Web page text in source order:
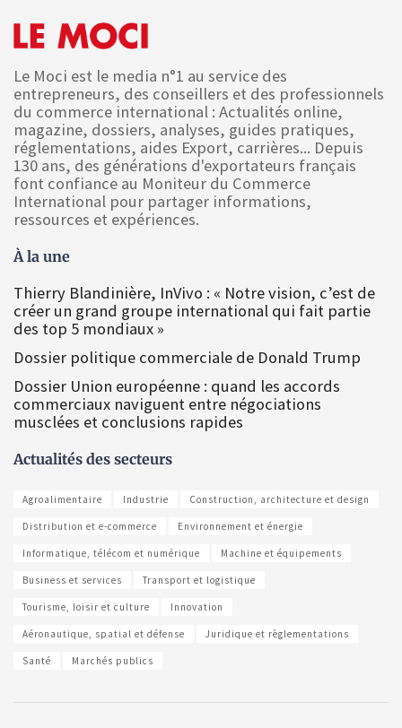
Le Moci est le media n°1 au service des
entrepreneurs, des conseillers et des professionnels
du commerce international : Actualités online,
magazine, dossiers, analyses, guides pratiques,
réglementations, aides Export, carrières... Depuis
130 ans, des générations d'exportateurs français
font confiance au Moniteur du Commerce
International pour partager informations,
ressources et expériences.
À la une
Thierry Blandinière, InVivo : « Notre vision, c’est de
créer un grand groupe international qui fait partie
des top 5 mondiaux »
Dossier politique commerciale de Donald Trump
Dossier Union européenne : quand les accords
commerciaux naviguent entre négociations
musclées et conclusions rapides
Actualités des secteurs
Agroalimentaire Industrie Construction, architecture et design
Distribution et e-commerce Environnement et énergie
Informatique, télécom et numérique Machine et équipements
Business et services Transport et logistique
Tourisme, loisir et culture Innovation
Aéronautique, spatial et défense Juridique et règlementations
Santé Marchés publics